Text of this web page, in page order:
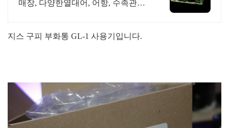
매장, 다양한열대어, 어항, 수족관용
지스 구피 부화통 GL-1 사용기입니다.